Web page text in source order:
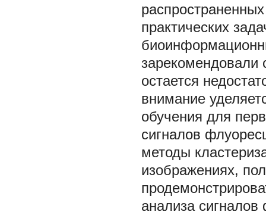
практических
зарекомендовали
остается
внимание
обучения для
сигналов
методы
изображениях,
анализа